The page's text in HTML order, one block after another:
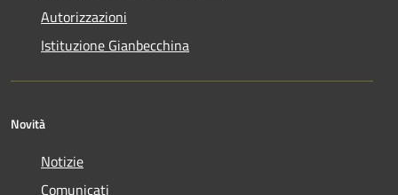
Autorizzazioni
Istituzione Gianbecchina
Novità
Notizie
Comunicati